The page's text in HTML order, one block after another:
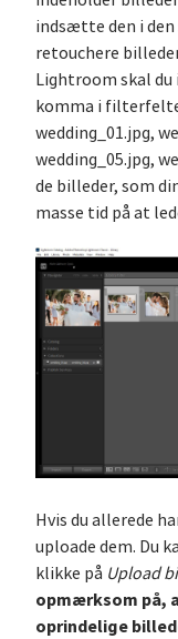
indsætte den i
retouchere
Lightroom skal
komma i
wedding_01.jpg,
wedding_05.jpg,
de billeder, som
masse tid på at
Hvis du allerede
uploade dem. Du
klikke på Upload
opmærksom på,
oprindelige